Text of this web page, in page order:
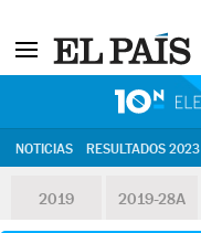
NOTICIAS RESULTADOS 2023
2019 2019-28A